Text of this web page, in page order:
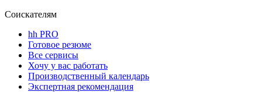
Соискателям
hh PRO
Готовое резюме
Все сервисы
Хочу у вас работать
Производственный календарь
Экспертная рекомендация